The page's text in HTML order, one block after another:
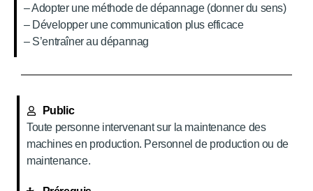
– Adopter une méthode de dépannage (donner du sens)
– Développer une communication plus efficace
– S’entraîner au dépannag
Public
Toute personne intervenant sur la maintenance des
machines en production. Personnel de production ou de
maintenance.